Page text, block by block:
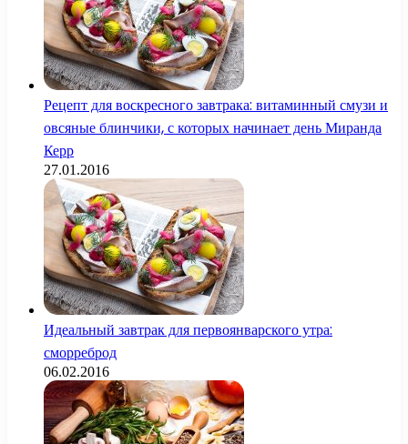
Рецепт для воскресного завтрака: витаминный смузи и
овсяные блинчики, с которых начинает день Миранда
Керр
27.01.2016
Идеальный завтрак для первоянварского утра:
сморреброд
06.02.2016